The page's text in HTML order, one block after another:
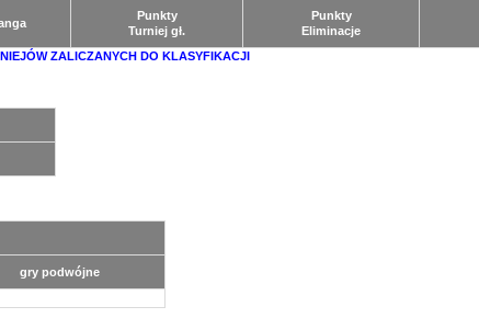
Punkty
Turniej gł.
Punkty
Eliminacje
ZALICZANYCH DO KLASYFIKACJI
gry podwójne